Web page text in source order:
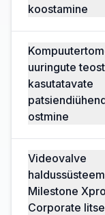
koostamine
uuringute
kasutatavate
ostmine
Videovalve
Milestone
Corporate